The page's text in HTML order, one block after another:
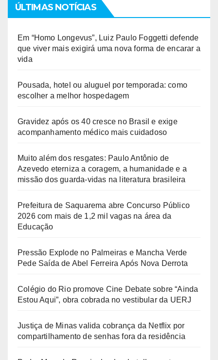
ÚLTIMAS NOTÍCIAS
Em “Homo Longevus”, Luiz Paulo Foggetti defende
que viver mais exigirá uma nova forma de encarar a
vida
Pousada, hotel ou aluguel por temporada: como
escolher a melhor hospedagem
Gravidez após os 40 cresce no Brasil e exige
acompanhamento médico mais cuidadoso
Muito além dos resgates: Paulo Antônio de
Azevedo eterniza a coragem, a humanidade e a
missão dos guarda-vidas na literatura brasileira
Prefeitura de Saquarema abre Concurso Público
2026 com mais de 1,2 mil vagas na área da
Educação
Pressão Explode no Palmeiras e Mancha Verde
Pede Saída de Abel Ferreira Após Nova Derrota
Colégio do Rio promove Cine Debate sobre “Ainda
Estou Aqui”, obra cobrada no vestibular da UERJ
Justiça de Minas valida cobrança da Netflix por
compartilhamento de senhas fora da residência